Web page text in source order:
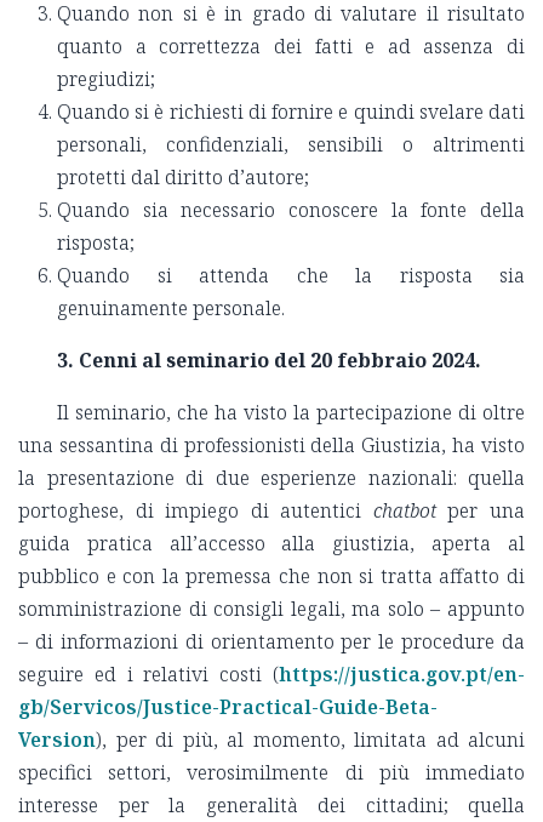
Quando non si è in grado di valutare il risultato
quanto a correttezza dei fatti e ad assenza di
pregiudizi;
Quando si è richiesti di fornire e quindi svelare dati
personali, confidenziali, sensibili o altrimenti
protetti dal diritto d’autore;
Quando sia necessario conoscere la fonte della
risposta;
Quando si attenda che la risposta sia
genuinamente personale.
3. Cenni al seminario del 20 febbraio 2024.
Il seminario, che ha visto la partecipazione di oltre
una sessantina di professionisti della Giustizia, ha visto
la presentazione di due esperienze nazionali: quella
portoghese, di impiego di autentici chatbotper una
guida pratica all’accesso alla giustizia, aperta al
pubblico e con la premessa che non si tratta affatto di
somministrazione di consigli legali, ma solo – appunto
– di informazioni di orientamento per le procedure da
seguire ed i relativi costi (https://justica.gov.pt/en-
gb/Servicos/Justice-Practical-Guide-Beta-
Version), per di più, al momento, limitata ad alcuni
specifici settori, verosimilmente di più immediato
interesse per la generalità dei cittadini; quella